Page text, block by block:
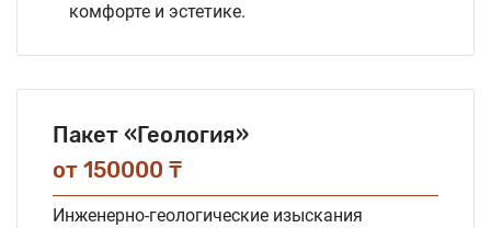
комфорте и эстетике.
Пакет «Геология»
от 150000 ₸
Инженерно-геологические изыскания